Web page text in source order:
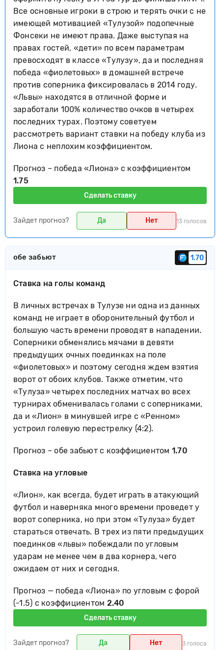
Все основные игроки в строю и терять очки с не
имеющей мотивацией «Тулузой» подопечные
Фонсеки не имеют права. Даже выступая на
правах гостей, «дети» по всем параметрам
превосходят в классе «Тулузу», да и последняя
победа «фиолетовых» в домашней встрече
против соперника фиксировалась в 2014 году.
«Львы» находятся в отличной форме и
заработали 100% количество очков в четырех
последних турах. Поэтому советуем
рассмотреть вариант ставки на победу клуба из
Лиона с неплохим коэффициентом.
Прогноз – победа «Лиона» с коэффициентом
1.75
Сделать ставку
Зайдет прогноз? Да Нет 13 голосов
обе забьют 1.70
Ставка на голы команд
В личных встречах в Тулузе ни одна из данных
команд не играет в оборонительный футбол и
большую часть времени проводят в нападении.
Соперники обменялись мячами в девяти
предыдущих очных поединках на поле
«фиолетовых» и поэтому сегодня ждем взятия
ворот от обоих клубов. Также отметим, что
«Тулуза» четырех последних матчах во всех
турнирах обменивалась голами с соперниками,
да и «Лион» в минувшей игре с «Ренном»
устроил голевую перестрелку (4:2).
Прогноз – обе забьют с коэффициентом 1.70
Ставка на угловые
«Лион», как всегда, будет играть в атакующий
футбол и наверняка много времени проведет у
ворот соперника, но при этом «Тулуза» будет
стараться отвечать. В трех из пяти предыдущих
поединков «львы» побеждали по угловым
ударам не менее чем в два корнера, чего
ожидаем от них и сегодня.
Прогноз — победа «Лиона» по угловым с форой
(-1.5) c коэффициентом 2.40
Сделать ставку
Зайдет прогноз? Да Нет 3 голоса